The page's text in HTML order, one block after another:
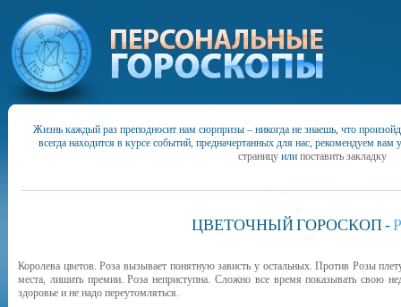
Жизнь каждый раз преподносит нам сюрпризы – никогда не знаешь, что
всегда находится в курсе событий, предначертанных для нас, рекомендуем вам
страницу или поставить закладку
ЦВЕТОЧНЫЙГОРОСКОП-
Королева цветов. Роза вызывает понятную зависть у остальных. Против Розы
места, лишить премии. Роза неприступна. Сложно все время показывать свою
здоровье и не надо переутомляться.